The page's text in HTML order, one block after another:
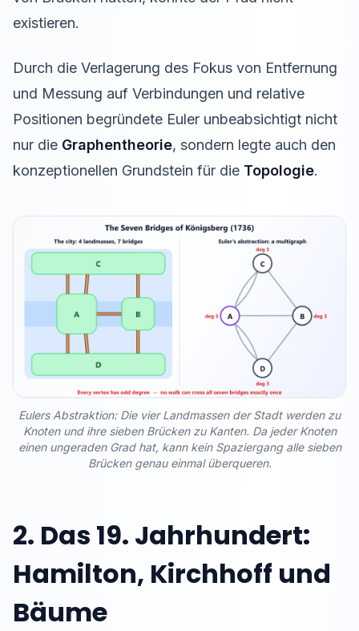
existieren.
Durch die Verlagerung des Fokus von Entfernung
und Messung auf Verbindungen und relative
Positionen begründete Euler unbeabsichtigt nicht
nur die Graphentheorie, sondern legte auch den
konzeptionellen Grundstein für die Topologie.
Eulers Abstraktion: Die vier Landmassen der Stadt werden zu
Knoten und ihre sieben Brücken zu Kanten. Da jeder Knoten
einen ungeraden Grad hat, kann kein Spaziergang alle sieben
Brücken genau einmal überqueren.
2. Das 19. Jahrhundert:
Hamilton, Kirchhoff und
Bäume